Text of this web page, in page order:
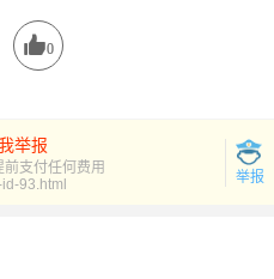
0
举报
支付任何费用
举报
93.html